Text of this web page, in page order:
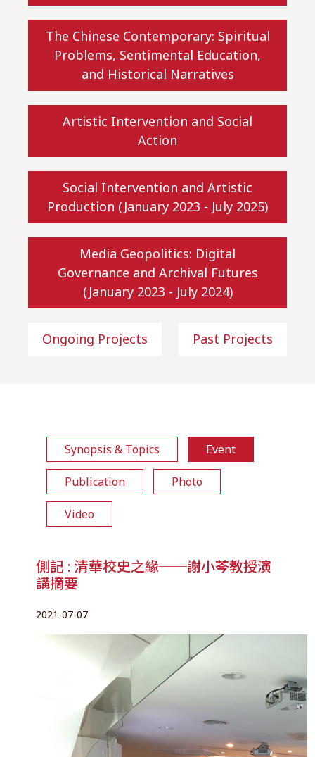
The Chinese Contemporary: Spiritual
Problems, Sentimental Education,
and Historical Narratives
Artistic Intervention and Social
Action
Social Intervention and Artistic
Production (January 2023 - July 2025)
Media Geopolitics: Digital
Governance and Archival Futures
(January 2023 - July 2024)
Ongoing Projects Past Projects
Synopsis & Topics Event
Publication Photo
Video
側記 : 清華校史之緣──謝小芩教授演
講摘要
2021-07-07